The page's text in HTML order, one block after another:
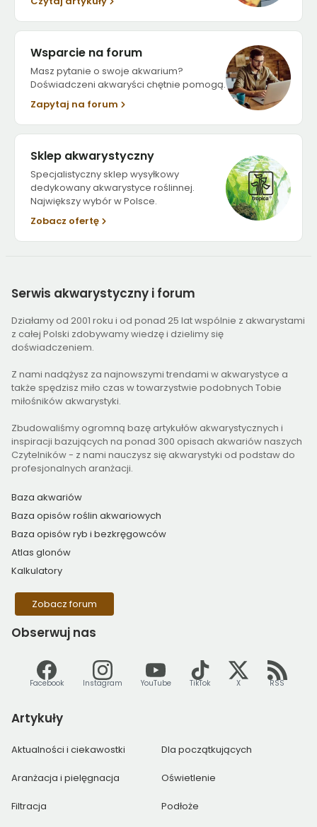
Wsparcie na forum
Masz pytanie o swoje akwarium?
Doświadczeni akwaryści chętnie pomogą.
Zapytaj na forum
Sklep akwarystyczny
Specjalistyczny sklep wysyłkowy
dedykowany akwarystyce roślinnej.
Największy wybór w Polsce.
Zobacz ofertę
Serwis akwarystyczny i forum
Działamy od 2001 roku i od ponad 25 lat wspólnie z akwarystami
z całej Polski zdobywamy wiedzę i dzielimy się
doświadczeniem.
Z nami nadążysz za najnowszymi trendami w akwarystyce a
także spędzisz miło czas w towarzystwie podobnych Tobie
miłośników akwarystyki.
Zbudowaliśmy ogromną bazę artykułów akwarystycznych i
inspiracji bazujących na ponad 300 opisach akwariów naszych
Czytelników - z nami nauczysz się akwarystyki od podstaw do
profesjonalnych aranżacji.
Baza akwariów
Baza opisów roślin akwariowych
Baza opisów ryb i bezkręgowców
Atlas glonów
Kalkulatory
Zobacz forum
Obserwuj nas
Facebook Instagram YouTube TikTok X RSS
Artykuły
Aktualności i ciekawostki Dla początkujących
Aranżacja i pielęgnacja Oświetlenie
Filtracja Podłoże